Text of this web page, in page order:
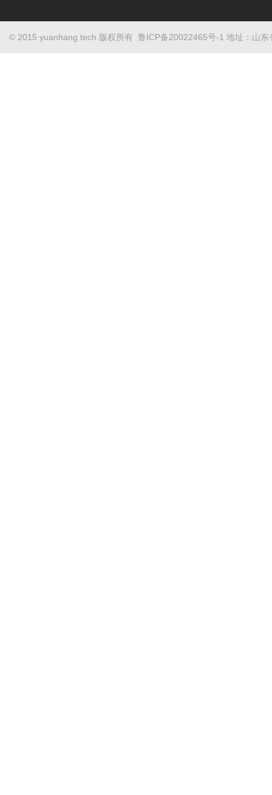
© 2015 yuanhang tech 版权所有 鲁ICP备20022465号-1 地址：山东